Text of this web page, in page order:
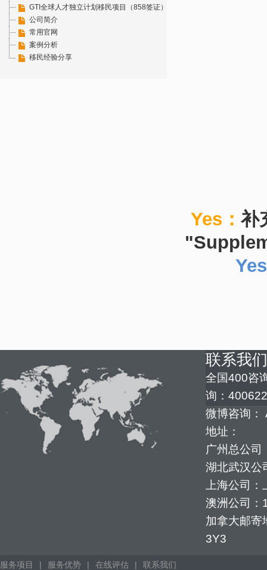
GTI全球人才独立计划移民项目（858签证）
公司简介
常用官网
案例分析
移民经验分享
Yes： 补
联系我们
全国400咨
询：
微博咨询：
地址：
广州总公
湖北武汉公
上海公司
澳洲公司：
加拿大邮寄
3Y3
服务项目 | 服务优势 | 在线评估 | 联系我们